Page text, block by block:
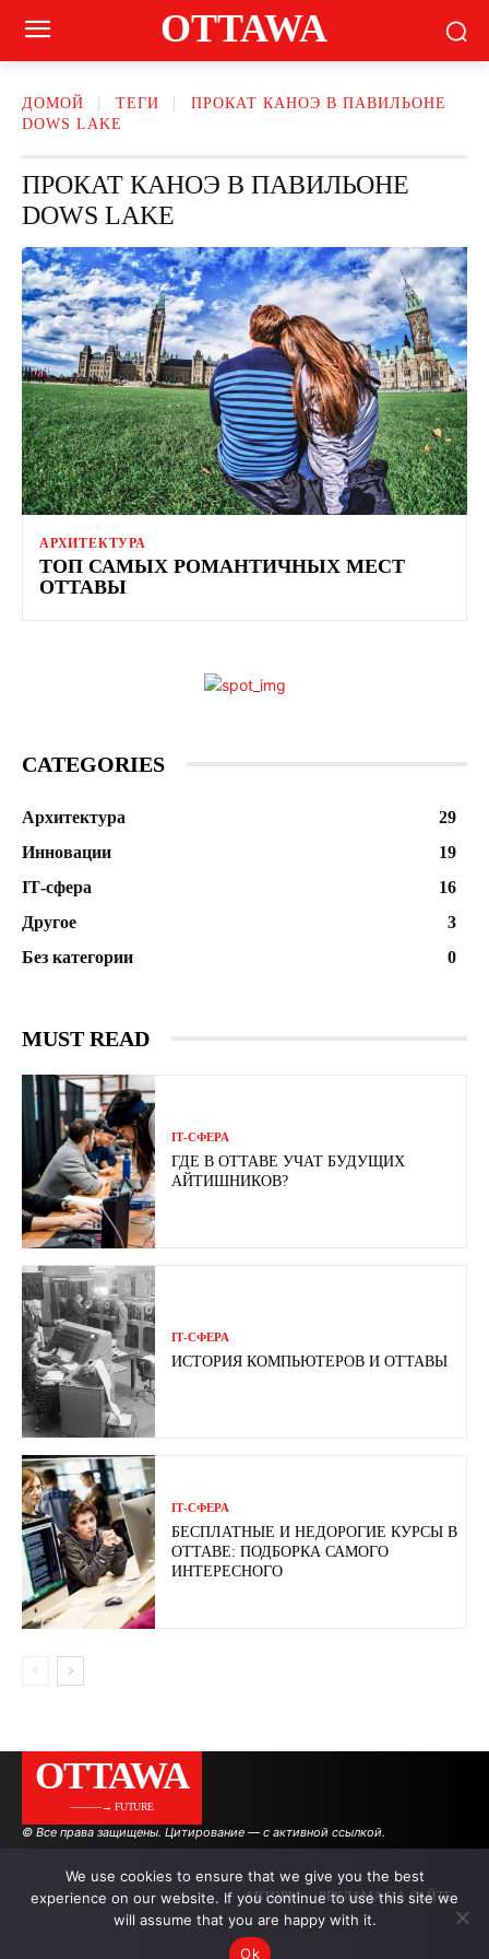
OTTAWA
ДОМОЙ ТЕГИ
ПРОКАТ КАНОЭ В ПАВИЛЬОНЕ
DOWS LAKE
ПРОКАТ КАНОЭ В ПАВИЛЬОНЕ
DOWS LAKE
АРХИТЕКТУРА
ТОП САМЫХ РОМАНТИЧНЫХ МЕСТ
ОТТАВЫ
CATEGORIES
Архитектура
29
Инновации
19
ІТ-сфера
16
Другое
3
Без категории
0
MUST READ
ІТ-СФЕРА
ГДЕ В ОТТАВЕ УЧАТ БУДУЩИХ
АЙТИШНИКОВ?
ІТ-СФЕРА
ИСТОРИЯ КОМПЬЮТЕРОВ И ОТТАВЫ
ІТ-СФЕРА
БЕСПЛАТНЫЕ И НЕДОРОГИЕ КУРСЫ В
ОТТАВЕ: ПОДБОРКА САМОГО
ИНТЕРЕСНОГО
OTTAWA
———→ FUTURE
© Все права защищены. Цитирование — с активной ссылкой.
АВТОРЫ РЕКЛАМА НА САЙТЕ
We use cookies to ensure that we give you the best
experience on our website. If you continue to use this site we
will assume that you are happy with it.
Ok